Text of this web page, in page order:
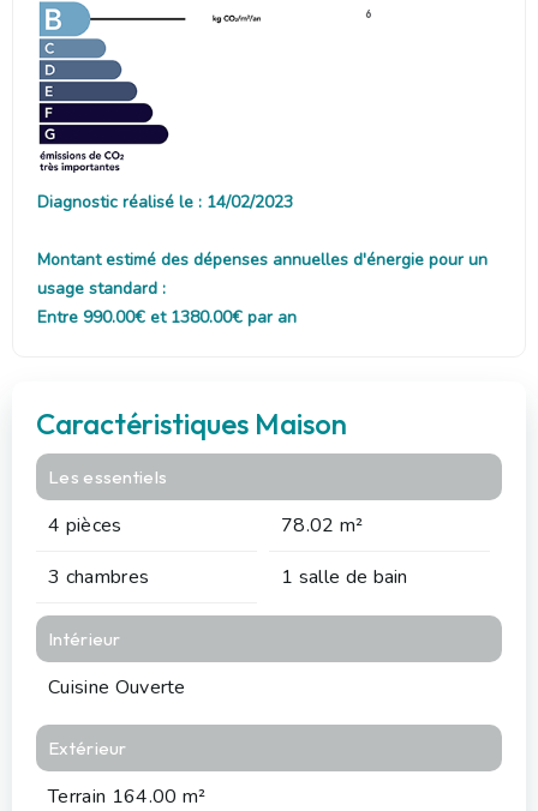
6
Diagnostic réalisé le : 14/02/2023
Montant estimé des dépenses annuelles d'énergie pour un
usage standard :
Entre 990.00€ et 1380.00€ par an
Caractéristiques Maison
Les essentiels
4 pièces
78.02 m²
3 chambres
1 salle de bain
Intérieur
Cuisine Ouverte
Extérieur
Terrain 164.00 m²